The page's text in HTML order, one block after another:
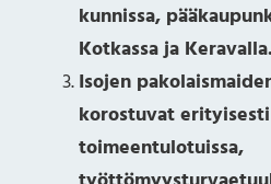
kunnissa,
Kotkassa ja Keravalla.
Isojen
korostuvat
toimeentulotuissa,